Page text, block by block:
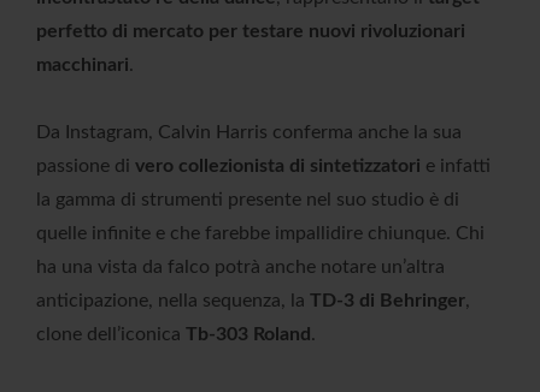
perfetto di mercato per testare nuovi rivoluzionari
macchinari.
Da Instagram, Calvin Harris conferma anche la sua
passione di vero collezionista di sintetizzatori e infatti
la gamma di strumenti presente nel suo studio è di
quelle infinite e che farebbe impallidire chiunque. Chi
ha una vista da falco potrà anche notare un’altra
anticipazione, nella sequenza, la TD-3 di Behringer,
clone dell’iconica Tb-303 Roland .